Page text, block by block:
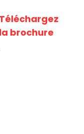
Téléchargez
la brochure